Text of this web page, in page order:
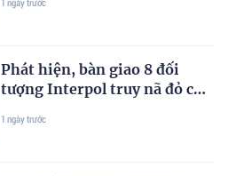
Phát hiện, bàn giao 8 đối
tượng Interpol truy nã đỏ cho
327 tỷ đồng
1 ngày trước